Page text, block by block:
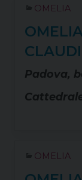
OMELIA
Padova,
OMELIA